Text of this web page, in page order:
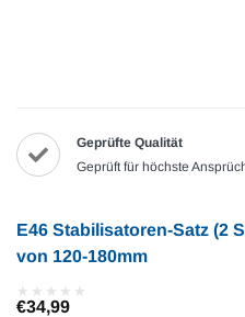
Geprüfte Qualität
Geprüft für höchste
E46 Stabilisatoren-Satz (2
von 120-180mm
★
★ ★
★ ★
★ ★
★ ★
★
€34,99